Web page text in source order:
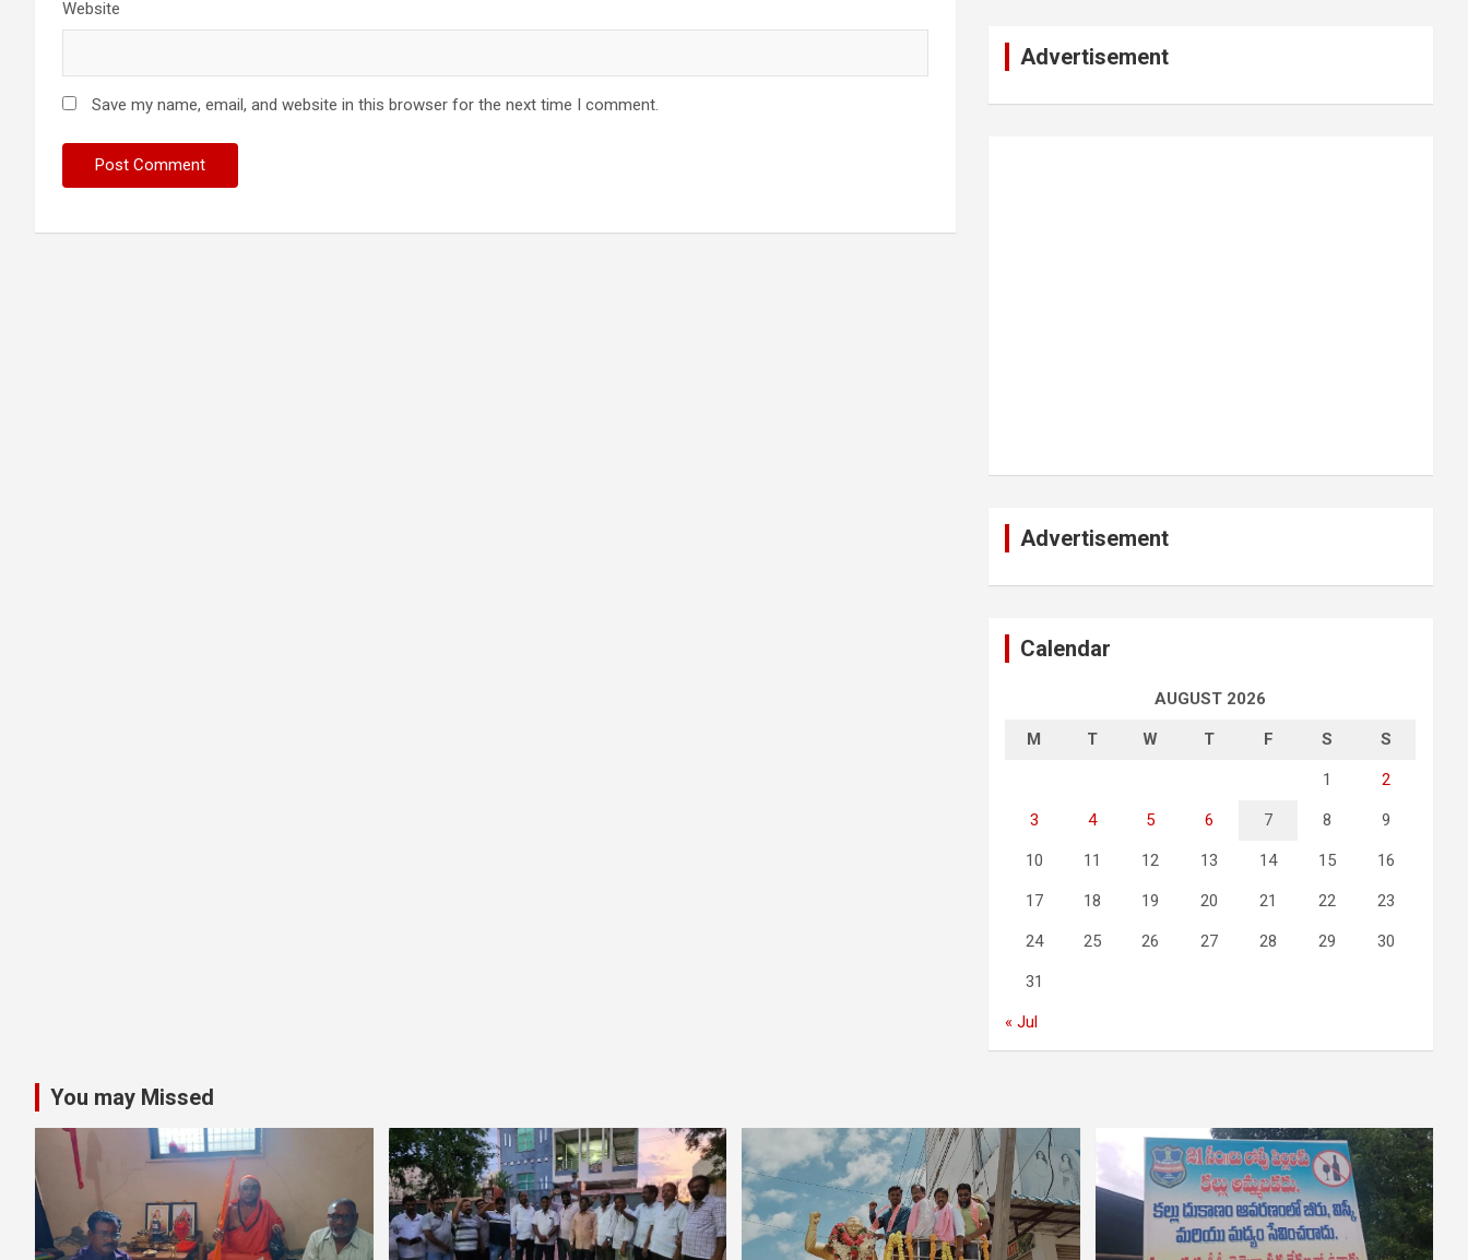
Website
Save my name, email, and website in this browser for the next time I comment.
Advertisement
Advertisement
Calendar
AUGUST 2026
M T W T F S S
1 2
3 4 5 6 7 8 9
10 11 12 13 14 15 16
17 18 19 20 21 22 23
24 25 26 27 28 29 30
31
« Jul
You may Missed